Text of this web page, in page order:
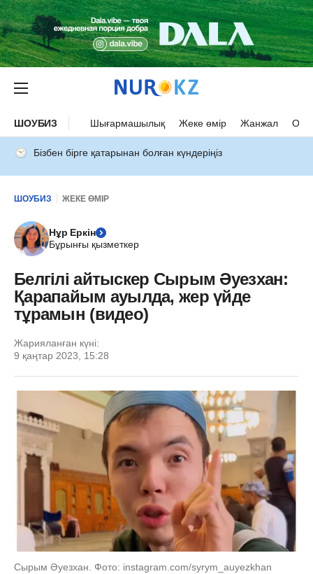
ШОУБИЗ Шығармашылық Жеке өмір Жанжал
Бізбен бірге қатарынан болған күндеріңіз
ШОУБИЗ ЖЕКЕ ӨМІР
Нұр Еркін
Бұрынғы қызметкер
Белгілі айтыскер Сырым Әуезхан:
Қарапайым ауылда, жер үйде
тұрамын (видео)
Жарияланған күні:
9 қаңтар 2023, 15:28
Сырым Әуезхан. Фото: instagram.com/syrym_auyezkhan